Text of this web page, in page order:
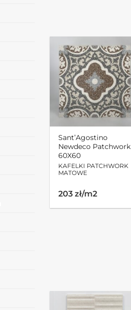
Sant’Agostino
Newdeco Patchwork
60X60
KAFELKI PATCHWORK
MATOWE
203 zł/m2